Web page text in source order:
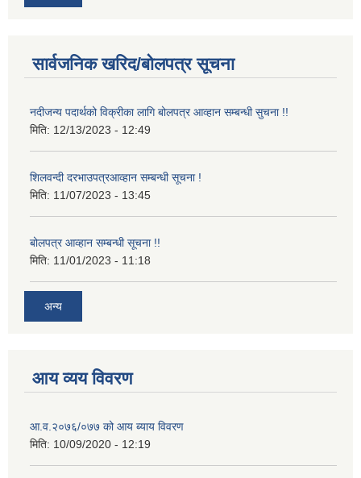
सार्वजनिक खरिद/बोलपत्र सूचना
नदीजन्य पदार्थको विक्रीका लागि बोलपत्र आव्हान सम्बन्धी सुचना !!
मिति: 12/13/2023 - 12:49
शिलवन्दी दरभाउपत्रआव्हान सम्बन्धी सूचना !
मिति: 11/07/2023 - 13:45
बोलपत्र आव्हान सम्बन्धी सूचना !!
मिति: 11/01/2023 - 11:18
अन्य
आय व्यय विवरण
आ.व.२०७६/०७७ को आय ब्याय विवरण
मिति: 10/09/2020 - 12:19